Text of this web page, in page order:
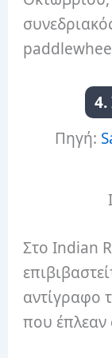
4.
Πηγή:
Στο Indian
αντίγραφο
που έπλεαν